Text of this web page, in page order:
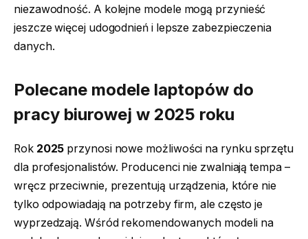
niezawodność. A kolejne modele mogą przynieść
jeszcze więcej udogodnień i lepsze zabezpieczenia
danych.
Polecane modele laptopów do
pracy biurowej w 2025 roku
Rok 2025 przynosi nowe możliwości na rynku sprzętu
dla profesjonalistów. Producenci nie zwalniają tempa –
wręcz przeciwnie, prezentują urządzenia, które nie
tylko odpowiadają na potrzeby firm, ale często je
wyprzedzają. Wśród rekomendowanych modeli na